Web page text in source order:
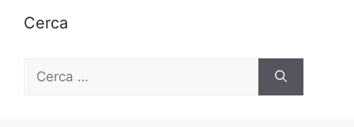
Cerca
per: